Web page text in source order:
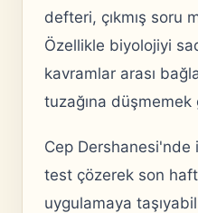
defteri, çıkmış soru
Özellikle biyolojiyi
kavramlar arası
tuzağına düşmemek
Cep Dershanesi'nde
test çözerek son
uygulamaya